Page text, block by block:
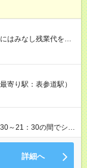
はみなし残業代を含
みなし残業代 30,000
が収入に直結！イン
給します。一般職の
ブを手にした実績
れるため、高いモチ
回の査定に加
員に推薦する制度が
で管理職へとキャリ
と給与に、本採用時
寄り駅：表参道駅）
～21：30の間でシフ
する場合も多い
詳細へ